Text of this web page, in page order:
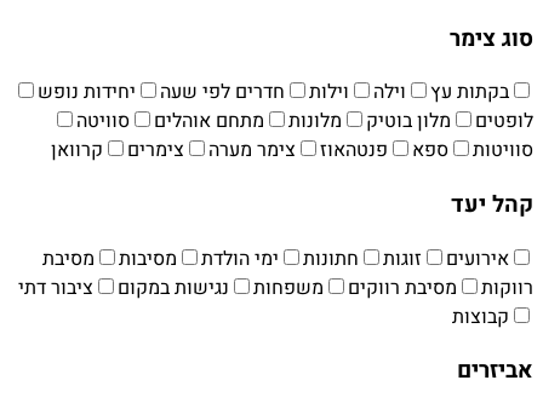
סוג צימר
בקתות עץ וילה וילות חדרים לפי שעה
יחידות נופש
לופטים
מלון בוטיק מלונות מתחם אוהלים
סוויטה
סוויטות
ספא פנטהאוז צימר מערה צימרים קרוואן
קהל יעד
אירועים זוגות חתונות ימי הולדת מסיבות
מסיבת
רווקות
מסיבת רווקים משפחות נגישות במקום
ציבור דתי
קבוצות
אביזרים